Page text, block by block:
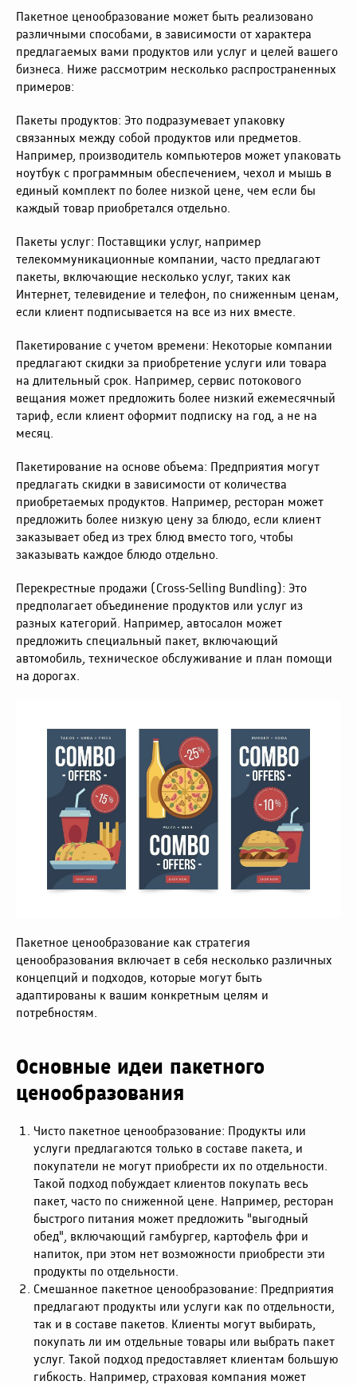
Пакетное ценообразование может быть реализовано
различными способами, в зависимости от характера
предлагаемых вами продуктов или услуг и целей вашего
бизнеса. Ниже рассмотрим несколько распространенных
примеров:
Пакеты продуктов: Это подразумевает упаковку
связанных между собой продуктов или предметов.
Например, производитель компьютеров может упаковать
ноутбук с программным обеспечением, чехол и мышь в
единый комплект по более низкой цене, чем если бы
каждый товар приобретался отдельно.
Пакеты услуг: Поставщики услуг, например
телекоммуникационные компании, часто предлагают
пакеты, включающие несколько услуг, таких как
Интернет, телевидение и телефон, по сниженным ценам,
если клиент подписывается на все из них вместе.
Пакетирование с учетом времени: Некоторые компании
предлагают скидки за приобретение услуги или товара
на длительный срок. Например, сервис потокового
вещания может предложить более низкий ежемесячный
тариф, если клиент оформит подписку на год, а не на
месяц.
Пакетирование на основе объема: Предприятия могут
предлагать скидки в зависимости от количества
приобретаемых продуктов. Например, ресторан может
предложить более низкую цену за блюдо, если клиент
заказывает обед из трех блюд вместо того, чтобы
заказывать каждое блюдо отдельно.
Перекрестные продажи (Cross-Selling Bundling): Это
предполагает объединение продуктов или услуг из
разных категорий. Например, автосалон может
предложить специальный пакет, включающий
автомобиль, техническое обслуживание и план помощи
на дорогах.
Пакетное ценообразование как стратегия
ценообразования включает в себя несколько различных
концепций и подходов, которые могут быть
адаптированы к вашим конкретным целям и
потребностям.
Основные идеи пакетного
ценообразования
Чисто пакетное ценообразование: Продукты или
услуги предлагаются только в составе пакета, и
покупатели не могут приобрести их по отдельности.
Такой подход побуждает клиентов покупать весь
пакет, часто по сниженной цене. Например, ресторан
быстрого питания может предложить "выгодный
обед", включающий гамбургер, картофель фри и
напиток, при этом нет возможности приобрести эти
продукты по отдельности.
Смешанное пакетное ценообразование: Предприятия
предлагают продукты или услуги как по отдельности,
так и в составе пакетов. Клиенты могут выбирать,
покупать ли им отдельные товары или выбрать пакет
услуг. Такой подход предоставляет клиентам большую
гибкость. Например, страховая компания может